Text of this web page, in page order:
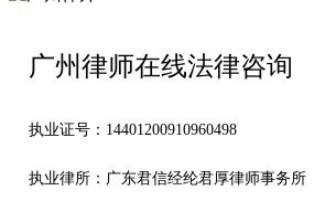
广州律师在线法律咨询
执业证号：14401200910960498
执业律所：广东君信经纶君厚律师事务所